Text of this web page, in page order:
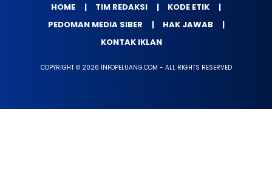
HOME TIM REDAKSI
KODE ETIK
PEDOMAN MEDIA SIBER
HAK JAWAB
KONTAK IKLAN
COPYRIGHT © 2026 INFOPELUANG.COM - ALL RIGHTS RESERVED